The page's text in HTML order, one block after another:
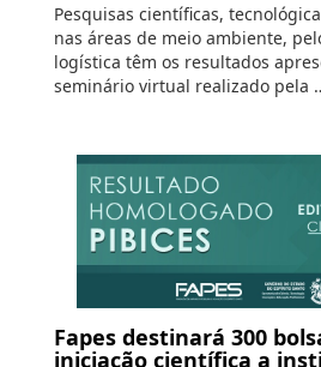
Pesquisas científicas,
nas áreas de meio ambiente,
logística têm os resultados
seminário virtual realizado pela
Fapes destinará 300
iniciação científica a